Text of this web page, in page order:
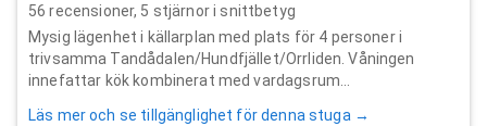
56 recensioner, 5 stjärnor i snittbetyg
Mysig lägenhet i källarplan med plats för 4 personer i
trivsamma Tandådalen/Hundfjället/Orrliden. Våningen
innefattar kök kombinerat med vardagsrum...
Läs mer och se tillgänglighet för denna stuga →